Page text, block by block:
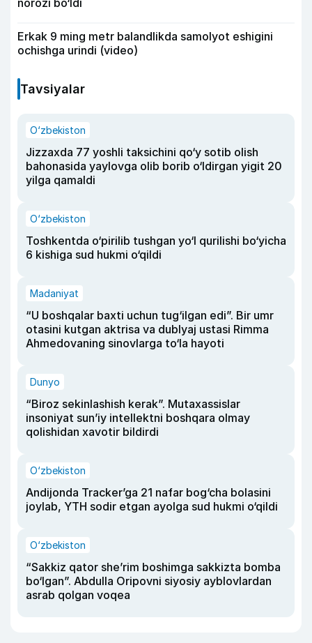
norozi bo‘ldi
Erkak 9 ming metr balandlikda samolyot eshigini
ochishga urindi (video)
Tavsiyalar
O‘zbekiston
Jizzaxda 77 yoshli taksichini qo‘y sotib olish
bahonasida yaylovga olib borib o‘ldirgan yigit 20
yilga qamaldi
O‘zbekiston
Toshkentda o‘pirilib tushgan yo‘l qurilishi bo‘yicha
6 kishiga sud hukmi o‘qildi
Madaniyat
“U boshqalar baxti uchun tug‘ilgan edi”. Bir umr
otasini kutgan aktrisa va dublyaj ustasi Rimma
Ahmedovaning sinovlarga to‘la hayoti
Dunyo
“Biroz sekinlashish kerak”. Mutaxassislar
insoniyat sun’iy intellektni boshqara olmay
qolishidan xavotir bildirdi
O‘zbekiston
Andijonda Tracker’ga 21 nafar bog‘cha bolasini
joylab, YTH sodir etgan ayolga sud hukmi o‘qildi
O‘zbekiston
“Sakkiz qator she’rim boshimga sakkizta bomba
bo‘lgan”. Abdulla Oripovni siyosiy ayblovlardan
asrab qolgan voqea